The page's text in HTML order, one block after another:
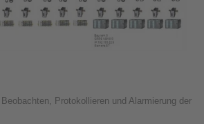
Protokollieren und Alarmierung der